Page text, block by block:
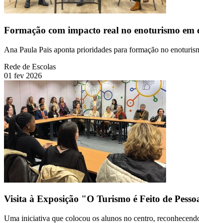
Formação com impacto real no enoturismo em
Ana Paula Pais aponta prioridades para formação no
Rede de Escolas
01 fev 2026
Visita à Exposição "O Turismo é Feito de
Uma iniciativa que colocou os alunos no centro,